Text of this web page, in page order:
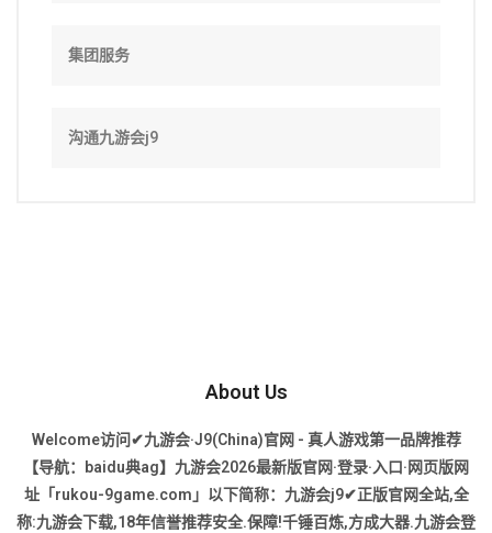
集团服务
沟通九游会j9
About Us
Welcome访问✔九游会·J9(China)官网 - 真人游戏第一品牌推荐
【导航：baidu典ag】九游会2026最新版官网·登录·入口·网页版网
址「rukou-9game.com」以下简称：九游会j9✔正版官网全站,全
称:九游会下载,18年信誉推荐安全.保障!千锤百炼,方成大器.九游会登